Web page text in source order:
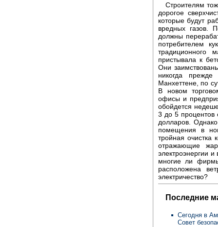
Строителям
дорогое
которые будут
вредных газов.
должны
потребителем
традиционного
пристывала к
Они
никогда
Манхеттене, по
В новом
офисы и
обойдется
3 до 5 процентов
долларов.
помещения в
тройная очистка
отражающие
электроэнергии
многие ли
расположена
электричество?
Последние
Сегодня в
Совет